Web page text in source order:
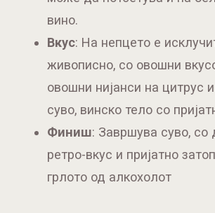
вино.
Вкус: На непцето е
живописно, со овошни
овошни нијанси на цитрус
суво, винско тело со
Финиш: Завршува суво, со
ретро-вкус и пријатно
грлото од алкохолот